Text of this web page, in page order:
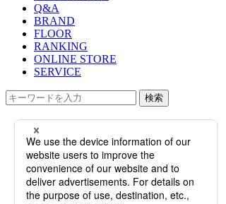
Q&A
BRAND
FLOOR
RANKING
ONLINE STORE
SERVICE
検索
TOP
PHOTO
注目すべきドイツ時計！＜ラング＆
ハイネ＞＜モリッツ・グロスマン＞
の細部にこだわり抜いたものづくり
とは